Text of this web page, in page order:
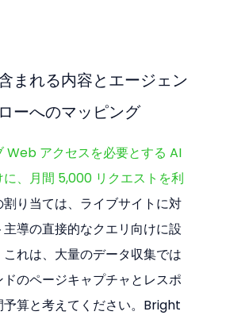
まれる内容とエージェン
ーへのマッピング
Web アクセスを必要とする AI
、月間 5,000 リクエストを利
割り当ては、ライブサイトに対
導の直接的なクエリ向けに設
れは、大量のデータ収集では
のページキャプチャとレスポ
予算と考えてください。Bright